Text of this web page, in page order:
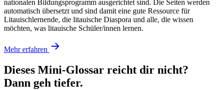
nationalen Bildungsprogramm ausgerichtet sind. Die Seiten werden
automatisch übersetzt und sind damit eine gute Ressource für
Litauischlernende, die litauische Diaspora und alle, die wissen
möchten, was litauische Schüler/innen lernen.
Mehr erfahren
Dieses Mini-Glossar reicht dir nicht?
Dann geh tiefer.